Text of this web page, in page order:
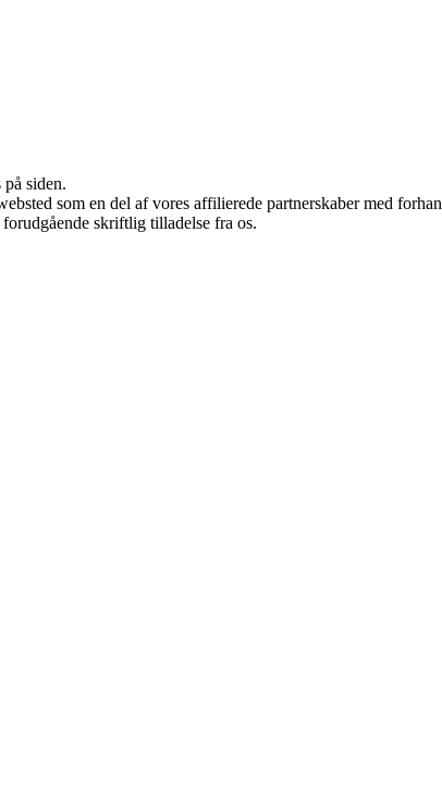
siden.
som en del af vores affilierede partnerskaber med
forudgående skriftlig tilladelse fra os.